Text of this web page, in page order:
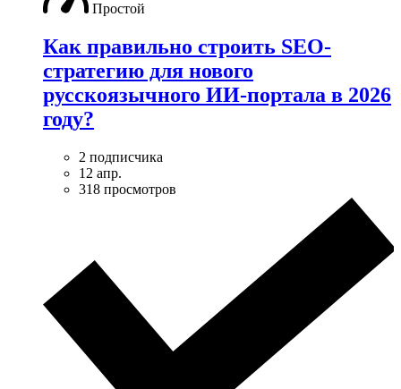
Простой
Как правильно строить SEO-
стратегию для нового
русскоязычного ИИ-портала в 2026
году?
2 подписчика
12 апр.
318 просмотров